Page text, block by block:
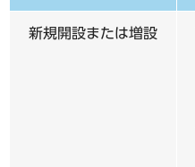
新規開設または増設